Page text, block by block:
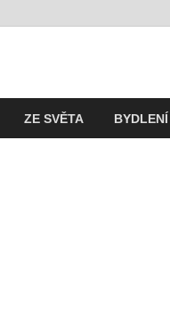
Dnešní
ZE SVĚTA BYDLENÍ